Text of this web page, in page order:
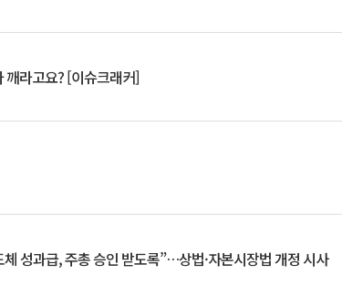
깨라고요? [이슈크래커]
체 성과급, 주총 승인 받도록”…상법·자본시장법 개정 시사